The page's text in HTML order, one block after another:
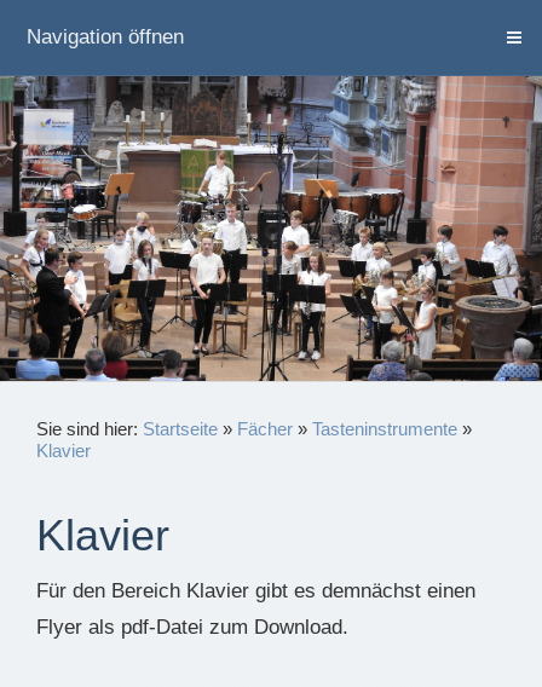
Navigation öffnen
Sie sind hier: Startseite » Fächer » Tasteninstrumente »
Klavier
Klavier
Für den Bereich Klavier gibt es demnächst einen
Flyer als pdf-Datei zum Download.